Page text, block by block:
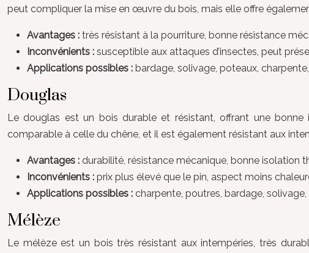
peut compliquer la mise en œuvre du bois, mais elle offre
Avantages : très résistant à la pourriture, bonne résistance
Inconvénients : susceptible aux attaques d’insectes, peut
Applications possibles : bardage, solivage, poteaux,
Douglas
Le douglas est un bois durable et résistant, offrant une
comparable à celle du chêne, et il est également résistant aux
Avantages : durabilité, résistance mécanique, bonne isolation
Inconvénients : prix plus élevé que le pin, aspect moins
Applications possibles : charpente, poutres, bardage, solivage,
Mélèze
Le mélèze est un bois très résistant aux intempéries, très